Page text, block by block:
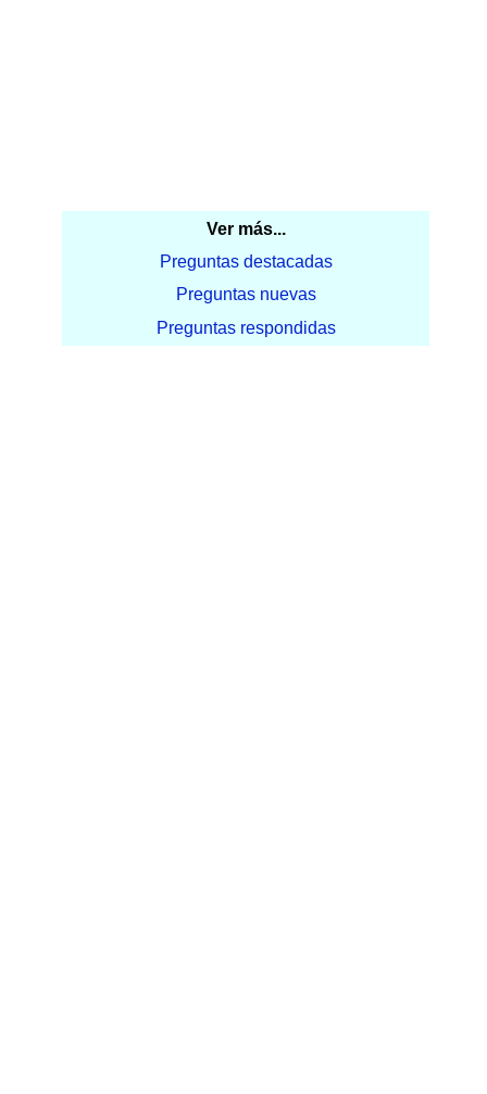
Ver más...
Preguntas destacadas
Preguntas nuevas
Preguntas respondidas